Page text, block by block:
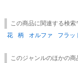
この商品に関連する検索
花
柄 オルファ フラッ
このジャンルのほかの商